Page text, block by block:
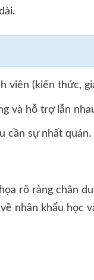
viên (kiến thức,
và hỗ trợ lẫn
cần sự nhất quán.
rõ ràng chân
nhân khẩu học